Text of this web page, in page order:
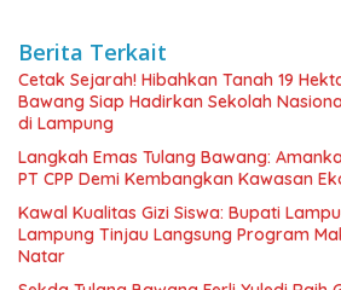
Berita Terkait
Cetak Sejarah! Hibahkan Tanah 19
Bawang Siap Hadirkan Sekolah
di Lampung
Langkah Emas Tulang Bawang:
PT CPP Demi Kembangkan Kawasan
Kawal Kualitas Gizi Siswa: Bupati
Lampung Tinjau Langsung Program
Natar